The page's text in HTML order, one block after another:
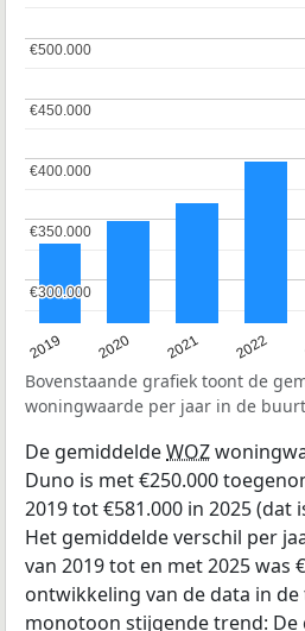
2019 2020 2021 2022
€300.000
€300.000
€350.000
€350.000
€400.000
€400.000
€450.000
€450.000
€500.000
€500.000
Bovenstaande grafiek toont de
woningwaarde per jaar in de
De gemiddeldeWOZ
Duno is met €250.000
2019 tot €581.000 in 2025 (dat
Het gemiddelde verschil per
van 2019 tot en met 2025 was
ontwikkeling van de data in
monotoon stijgende trend: